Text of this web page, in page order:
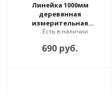
Линейка 1000мм
деревянная
измерительная
двухсторонняя
Есть в наличии
690 руб.